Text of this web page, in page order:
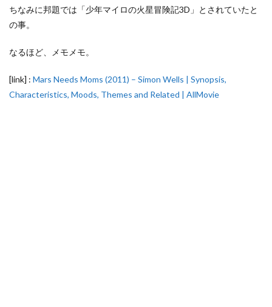
ちなみに邦題では「少年マイロの火星冒険記3D」とされていたと
の事。
なるほど、メモメモ。
[link] : Mars Needs Moms (2011) – Simon Wells | Synopsis,
Characteristics, Moods, Themes and Related | AllMovie